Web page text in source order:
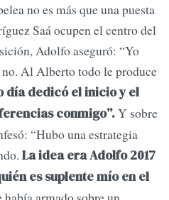
no es más que una puesta
Saá ocupen el centro del
Adolfo aseguró: “Yo
no. Al Alberto todo le produce
día dedicó el inicio y el
conmigo”.Y sobre
“Hubo una estrategia
La idea era Adolfo 2017
es suplente mío en el